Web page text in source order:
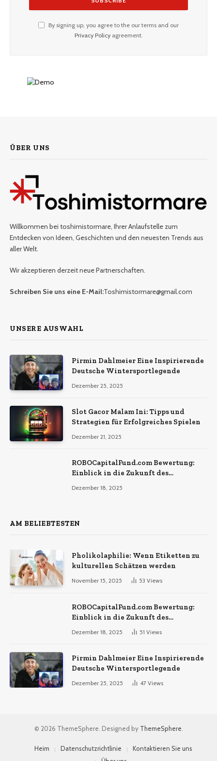
By signing up, you agree to the our terms and our
Privacy Policyagreement.
ÜBER UNS
Willkommen bei toshimistormare, Ihrer Anlaufstelle zum
Entdecken von Ideen, Geschichten und den neuesten Trends aus
aller Welt.
Wir akzeptieren derzeit neue Partnerschaften.
Schreiben Sie uns eine E-Mail:Toshimistormare@gmail.com
UNSERE AUSWAHL
Pirmin Dahlmeier Eine Inspirierende
Deutsche Wintersportlegende
Dezember 25, 2025
Slot Gacor Malam Ini: Tipps und
Strategien für Erfolgreiches Spielen
Dezember 21, 2025
ROBOCapitalFund.com Bewertung:
Einblick in die Zukunft des
Dezember 18, 2025
AM BELIEBTESTEN
Pholikolaphilie: Wenn Etiketten zu
kulturellen Schätzen werden
November 15, 2025 53 Views
ROBOCapitalFund.com Bewertung:
Einblick in die Zukunft des
automatisierten Krypto-Handels
Dezember 18, 2025 51 Views
Pirmin Dahlmeier Eine Inspirierende
Deutsche Wintersportlegende
Dezember 25, 2025 47 Views
© 2026 ThemeSphere. Designed by ThemeSphere
Heim Datenschutzrichtlinie
Kontaktieren Sie uns